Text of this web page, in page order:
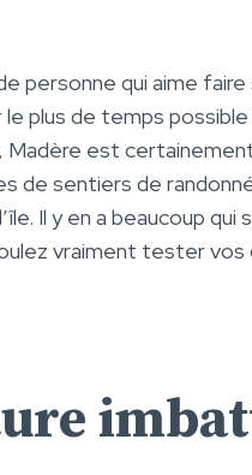
personne qui aime
plus de temps
Madère est
de sentiers de
Il y en a beaucoup
vraiment tester